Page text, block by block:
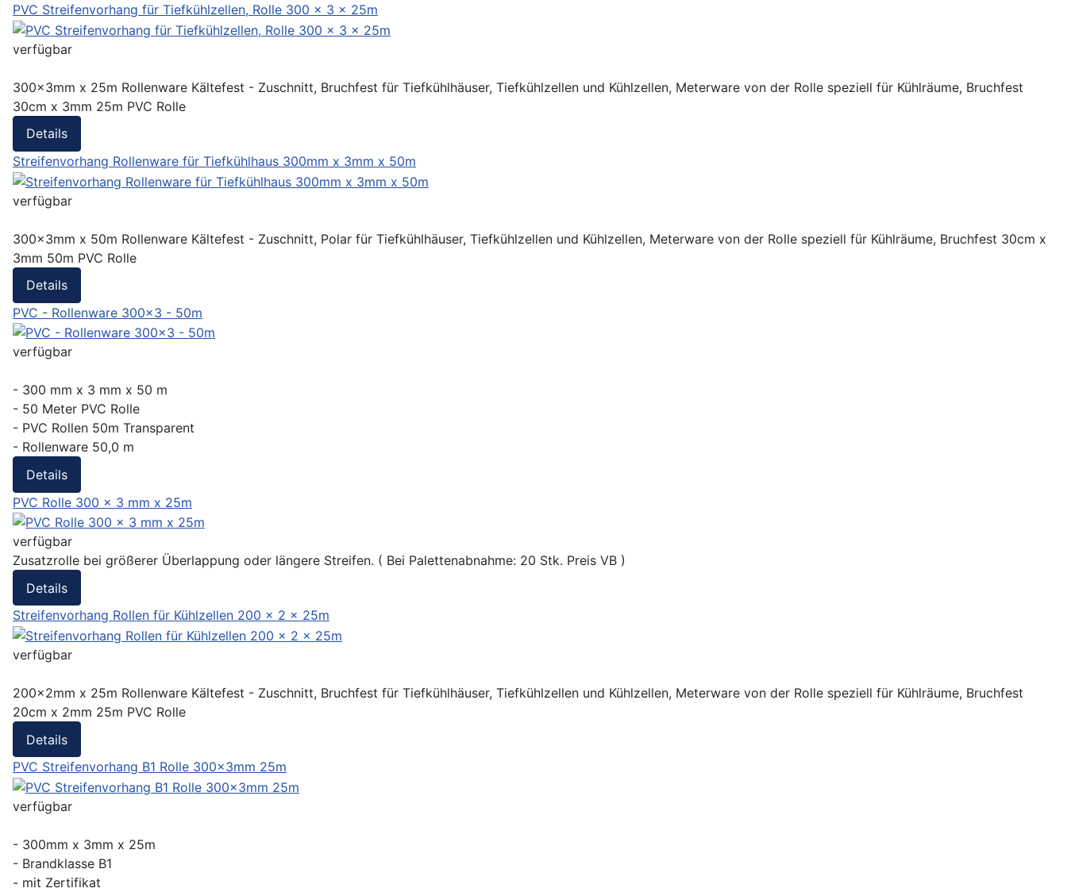
PVC Streifenvorhang für Tiefkühlzellen, Rolle 300 x 3 x 25m
verfügbar
300x3mm x 25m Rollenware Kältefest - Zuschnitt, Bruchfest für Tiefkühlhäuser, Tiefkühlzellen und Kühlzellen, Meterware von der Rolle speziell für Kühlräume, Bruchfest
30cm x 3mm 25m PVC Rolle
Details
Streifenvorhang Rollenware für Tiefkühlhaus 300mm x 3mm x 50m
verfügbar
300x3mm x 50m Rollenware Kältefest - Zuschnitt, Polar für Tiefkühlhäuser, Tiefkühlzellen und Kühlzellen, Meterware von der Rolle speziell für Kühlräume, Bruchfest 30cm x
3mm 50m PVC Rolle
Details
PVC - Rollenware 300x3 - 50m
verfügbar
- 300 mm x 3 mm x 50 m
- 50 Meter PVC Rolle
- PVC Rollen 50m Transparent
- Rollenware 50,0 m
Details
PVC Rolle 300 x 3 mm x 25m
verfügbar
Zusatzrolle bei größerer Überlappung oder längere Streifen. ( Bei Palettenabnahme: 20 Stk. Preis VB )
Details
Streifenvorhang Rollen für Kühlzellen 200 x 2 x 25m
verfügbar
200x2mm x 25m Rollenware Kältefest - Zuschnitt, Bruchfest für Tiefkühlhäuser, Tiefkühlzellen und Kühlzellen, Meterware von der Rolle speziell für Kühlräume, Bruchfest
20cm x 2mm 25m PVC Rolle
Details
PVC Streifenvorhang B1 Rolle 300x3mm 25m
verfügbar
- 300mm x 3mm x 25m
- Brandklasse B1
- mit Zertifikat